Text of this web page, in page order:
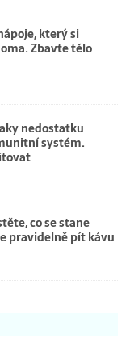
který si
Zbavte tělo
nedostatku
systém.
co se stane
pravidelně pít kávu